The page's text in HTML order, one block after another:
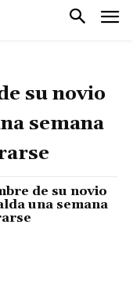
su novio
semana
de su novio
una semana